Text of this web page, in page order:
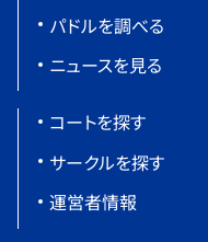
パドルを調べる
ニュースを見る
コートを探す
サークルを探す
運営者情報